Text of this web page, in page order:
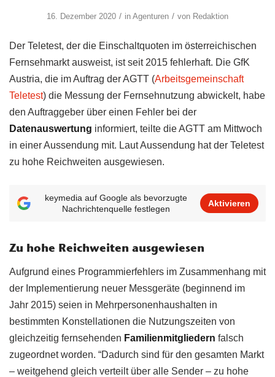
16. Dezember 2020 / in Agenturen / von Redaktion
Der Teletest, der die Einschaltquoten im österreichischen
Fernsehmarkt ausweist, ist seit 2015 fehlerhaft. Die GfK
Austria, die im Auftrag der AGTT (Arbeitsgemeinschaft
Teletest) die Messung der Fernsehnutzung abwickelt, habe
den Auftraggeber über einen Fehler bei der
Datenauswertung informiert, teilte die AGTT am Mittwoch
in einer Aussendung mit. Laut Aussendung hat der Teletest
zu hohe Reichweiten ausgewiesen.
keymedia auf Google als bevorzugte
Nachrichtenquelle festlegen
Aktivieren
Zu hohe Reichweiten ausgewiesen
Aufgrund eines Programmierfehlers im Zusammenhang mit
der Implementierung neuer Messgeräte (beginnend im
Jahr 2015) seien in Mehrpersonenhaushalten in
bestimmten Konstellationen die Nutzungszeiten von
gleichzeitig fernsehenden Familienmitgliedern falsch
zugeordnet worden. “Dadurch sind für den gesamten Markt
– weitgehend gleich verteilt über alle Sender – zu hohe